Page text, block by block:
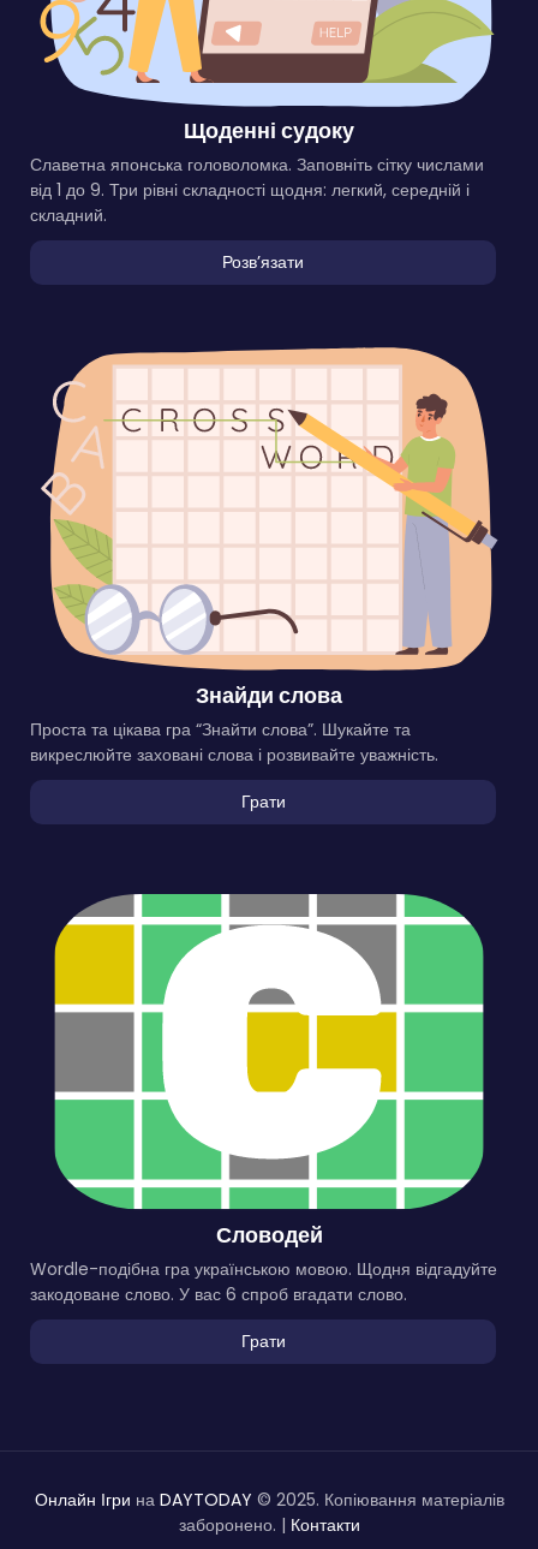
Щоденні судоку
Славетна японська головоломка. Заповніть сітку числами
від 1 до 9. Три рівні складності щодня: легкий, середній і
складний.
Розвʼязати
Знайди слова
Проста та цікава гра “Знайти слова”. Шукайте та
викреслюйте заховані слова і розвивайте уважність.
Грати
Словодей
Wordle-подібна гра українською мовою. Щодня відгадуйте
закодоване слово. У вас 6 спроб вгадати слово.
Грати
Онлайн Ігри на DAYTODAY © 2025. Копіювання матеріалів
заборонено. | Контакти